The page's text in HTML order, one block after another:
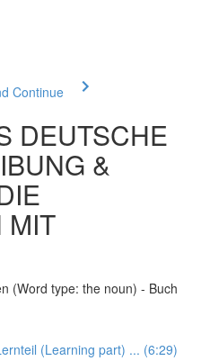
Continue
DEUTSCHE
&
MIT
(Word type: the noun) - Buch
(Learning part) ... (6:29)